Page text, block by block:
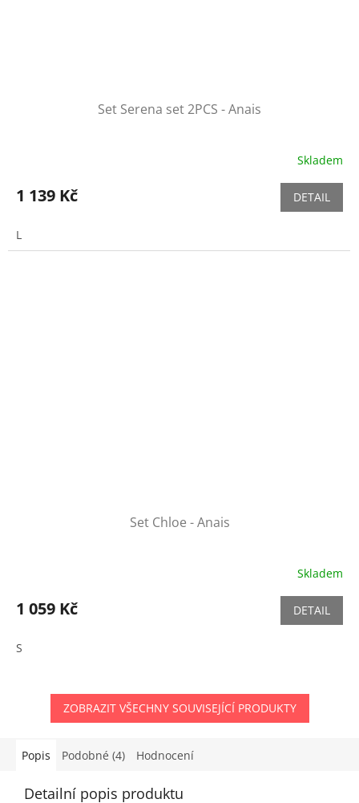
Set Serena set 2PCS - Anais
Skladem
1 139 Kč DETAIL
L
Set Chloe - Anais
Skladem
1 059 Kč DETAIL
S
ZOBRAZIT VŠECHNY SOUVISEJÍCÍ PRODUKTY
Popis Podobné (4) Hodnocení
Detailní popis produktu